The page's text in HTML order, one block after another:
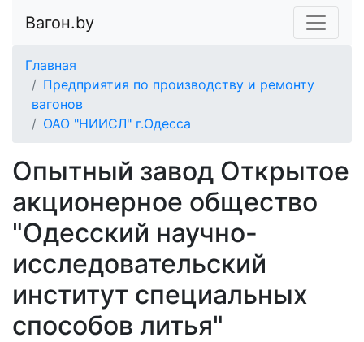
Вагон.by
Главная
Предприятия по производству и ремонту
вагонов
ОАО "НИИСЛ" г.Одесса
Опытный завод Открытое
акционерное общество
"Одесский научно-
исследовательский
институт специальных
способов литья"